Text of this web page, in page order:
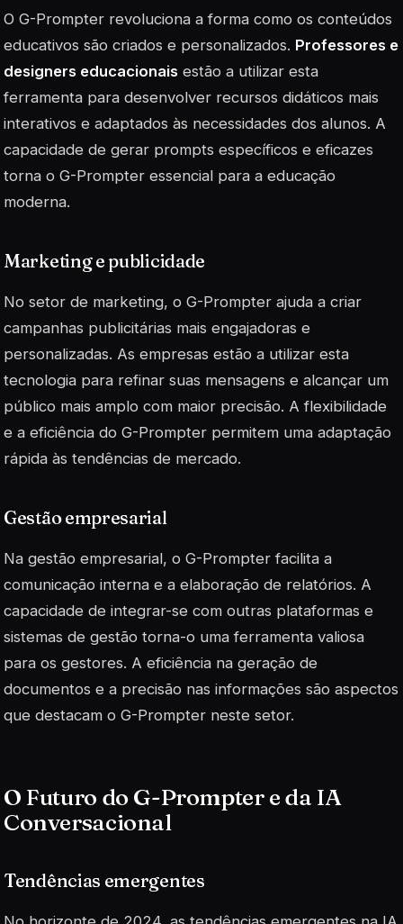
O G-Prompter revoluciona a forma como os conteúdos
educativos são criados e personalizados. Professores e
designers educacionais estão a utilizar esta
ferramenta para desenvolver recursos didáticos mais
interativos e adaptados às necessidades dos alunos. A
capacidade de gerar prompts específicos e eficazes
torna o G-Prompter essencial para a educação
moderna.
Marketing e publicidade
No setor de marketing, o G-Prompter ajuda a criar
campanhas publicitárias mais engajadoras e
personalizadas. As empresas estão a utilizar esta
tecnologia para refinar suas mensagens e alcançar um
público mais amplo com maior precisão. A flexibilidade
e a eficiência do G-Prompter permitem uma adaptação
rápida às tendências de mercado.
Gestão empresarial
Na gestão empresarial, o G-Prompter facilita a
comunicação interna e a elaboração de relatórios. A
capacidade de integrar-se com outras plataformas e
sistemas de gestão torna-o uma ferramenta valiosa
para os gestores. A eficiência na geração de
documentos e a precisão nas informações são aspectos
que destacam o G-Prompter neste setor.
O Futuro do G-Prompter e da IA
Conversacional
Tendências emergentes